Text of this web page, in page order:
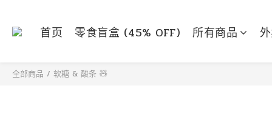
首页 零食盲盒 (45% OFF) 所有商品
全部商品 / 软糖 & 酸条 🧸